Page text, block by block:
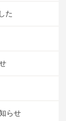
た
らせ